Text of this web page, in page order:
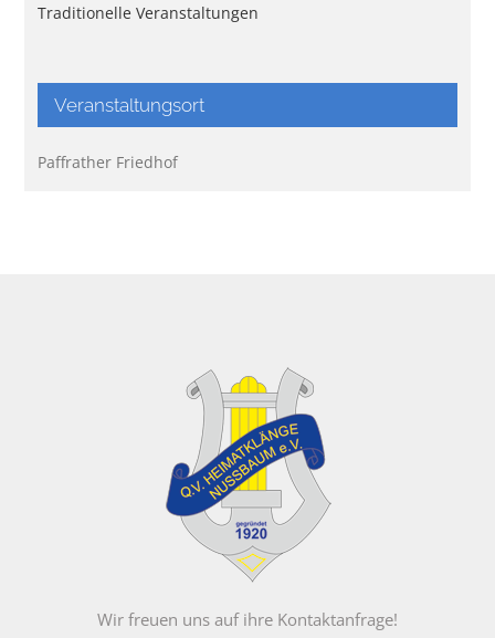
Traditionelle Veranstaltungen
Veranstaltungsort
Paffrather Friedhof
Wir freuen uns auf ihre Kontaktanfrage!